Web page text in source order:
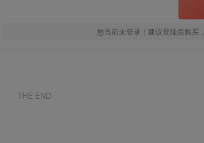
您当前未登录！建议登陆后购买
THE END